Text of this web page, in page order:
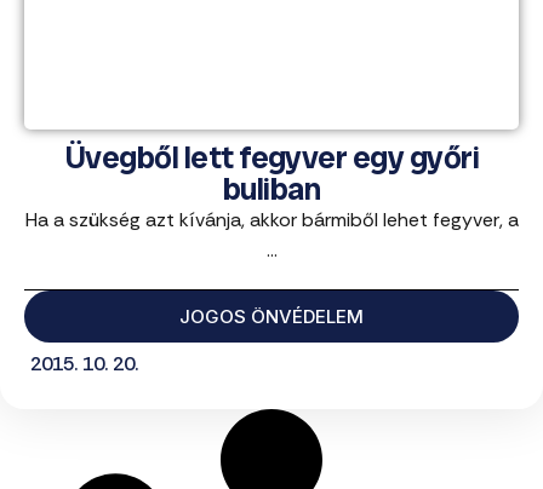
Üvegből lett fegyver egy győri
buliban
Ha a szükség azt kívánja, akkor bármiből lehet fegyver, a
...
JOGOS ÖNVÉDELEM
2015. 10. 20.